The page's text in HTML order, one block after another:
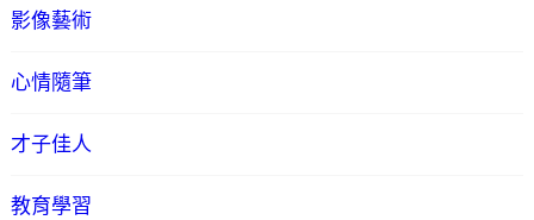
影像藝術
心情隨筆
才子佳人
教育學習